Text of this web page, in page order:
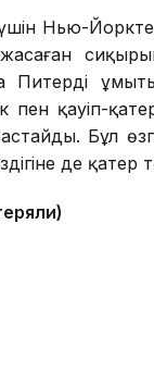
Нью-
Питерді
пен қауіп-
Бұл
де қатер